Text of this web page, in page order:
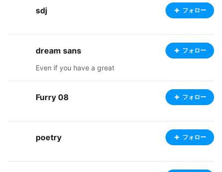
sdj フォロー
dream sans フォロー
Even if you have a great
Furry 08 フォロー
poetry フォロー